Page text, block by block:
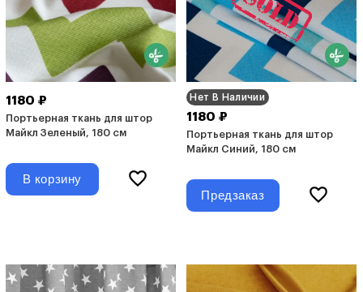
1180 ₽
Портьерная ткань для штор
Майкл Зеленый, 180 см
В корзину
Нет В Наличии
1180 ₽
Портьерная ткань для штор
Майкл Синий, 180 см
Предзаказ